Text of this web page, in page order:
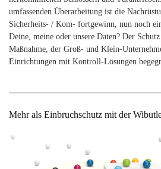
umfassenden Überarbeitung ist die
Sicherheits- / Kom- fortgewinn, nun noch
Deine, meine oder unsere Daten? Der
Maßnahme, der Groß- und Klein-
Einrichtungen mit Kontroll-Lösungen
Mehr als Einbruchschutz mit der